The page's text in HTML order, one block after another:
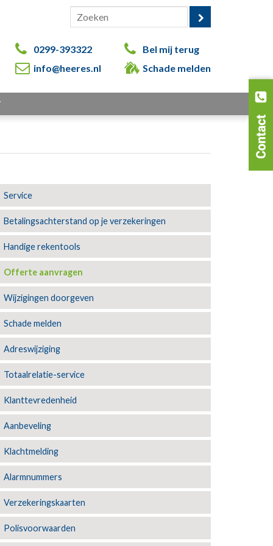
0299-393322
info@heeres.nl
Bel mij terug
Schade melden
Service
Betalingsachterstand op je verzekeringen
Handige rekentools
Offerte aanvragen
Wijzigingen doorgeven
Schade melden
Adreswijziging
Totaalrelatie-service
Klanttevredenheid
Aanbeveling
Klachtmelding
Alarmnummers
Verzekeringskaarten
Polisvoorwaarden